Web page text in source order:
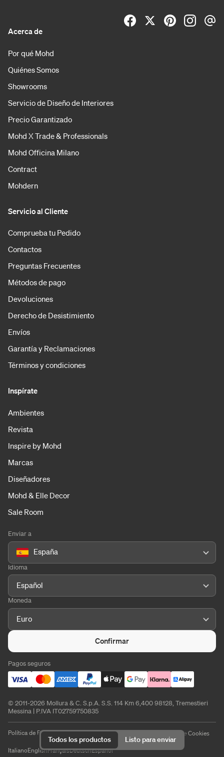
Todos los productos Listo para enviar
Acerca de
Por qué Mohd
Quiénes Somos
Showrooms
Servicio de Diseño de Interiores
Precio Garantizado
Mohd X Trade & Professionals
Mohd Officina Milano
Contract
Mohdern
Servicio al Cliente
Comprueba tu Pedido
Contactos
Preguntas Frecuentes
Métodos de pago
Devoluciones
Derecho de Desistimiento
Envíos
Garantía y Reclamaciones
Términos y condiciones
Inspírate
Ambientes
Revista
Inspire by Mohd
Marcas
Diseñadores
Mohd & Elle Decor
Sale Room
Enviar a
España
Idioma
Español
Moneda
Euro
Confirmar
Pagos seguros
© 2011-2026 Mollura & C. S.p.A. S.S. 114 Km 6,400 98128, Tremestieri
Messina | P.IVA IT02759750835
Política de PrivacidadPolítica de CookiesAviso Legal Preferencias de Cookies
ItalianoEnglishFrançaisDeutschEspañol